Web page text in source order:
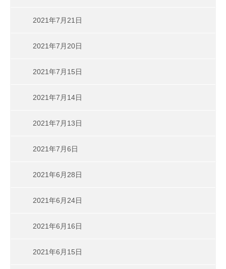
2021年7月21日
2021年7月20日
2021年7月15日
2021年7月14日
2021年7月13日
2021年7月6日
2021年6月28日
2021年6月24日
2021年6月16日
2021年6月15日